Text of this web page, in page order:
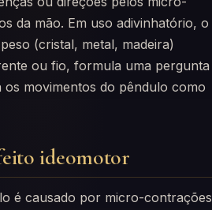
da mão. Em uso adivinhatório, o
(cristal, metal, madeira)
ou fio, formula uma pergunta
movimentos do pêndulo como
ideomotor
é causado por micro-contrações